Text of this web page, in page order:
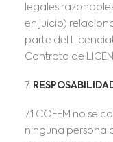
legales
en juicio)
parte del
Contrato de
7.
7.1 COFEM no se
ninguna persona